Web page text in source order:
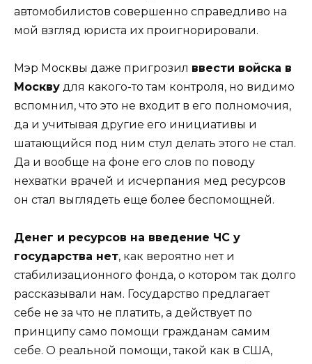
автомобилистов совершенно справедливо на
мой взгляд юриста их проигнорировали.
Мэр Москвы даже пригрозил ввести войска в
Москву для какого-то там контроля, но видимо
вспомнил, что это не входит в его полномочия,
да и учитывая другие его инициативы и
шатающийся под ним стул делать этого не стал.
Да и вообще на фоне его слов по поводу
нехватки врачей и исчерпания мед ресурсов
он стал выглядеть еще более беспомощней.
Денег и ресурсов на введение ЧС у
государства нет, как вероятно нет и
стабилизационного фонда, о котором так долго
рассказывали нам. Государство предлагает
себе не за что не платить, а действует по
принципу само помощи гражданам самим
себе. О реальной помощи, такой как в США,